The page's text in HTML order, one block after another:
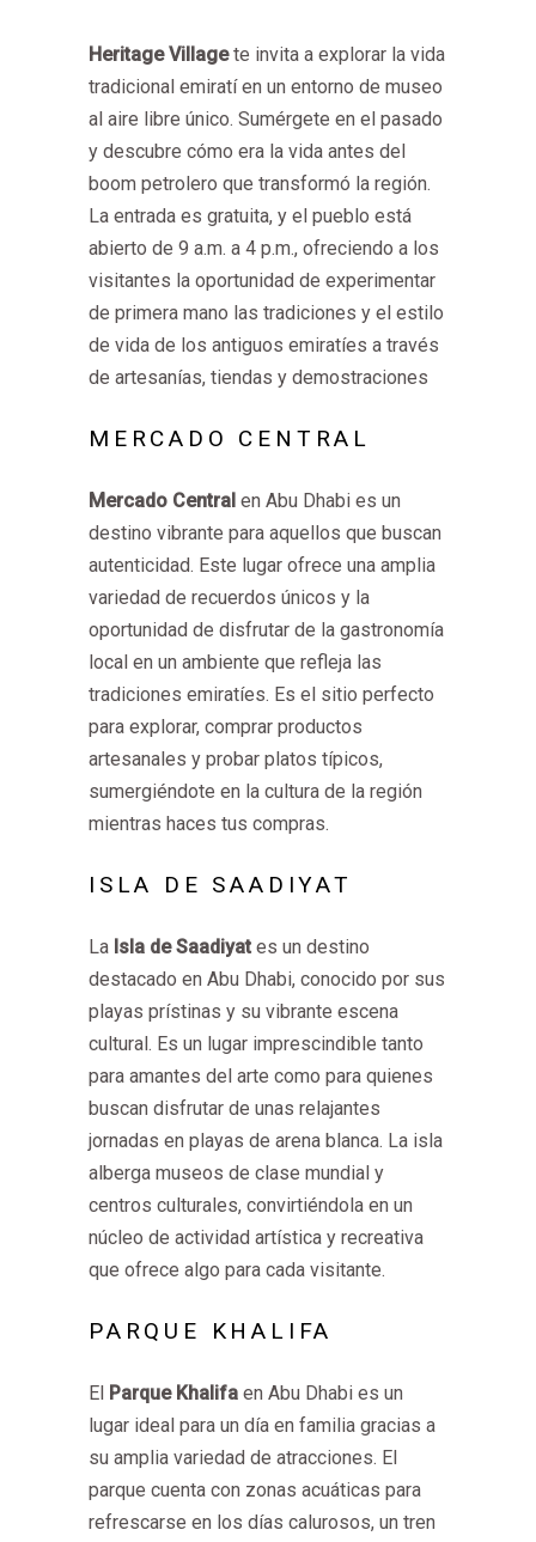
Heritage Villagete invita a explorar la vida
tradicional emiratí en un entorno de museo
al aire libre único. Sumérgete en el pasado
y descubre cómo era la vida antes del
boom petrolero que transformó la región.
La entrada es gratuita, y el pueblo está
abierto de 9 a.m. a 4 p.m., ofreciendo a los
visitantes la oportunidad de experimentar
de primera mano las tradiciones y el estilo
de vida de los antiguos emiratíes a través
de artesanías, tiendas y demostraciones
MERCADO CENTRAL
Mercado Central en Abu Dhabi es un
destino vibrante para aquellos que buscan
autenticidad. Este lugar ofrece una amplia
variedad de recuerdos únicos y la
oportunidad de disfrutar de la gastronomía
local en un ambiente que refleja las
tradiciones emiratíes. Es el sitio perfecto
para explorar, comprar productos
artesanales y probar platos típicos,
sumergiéndote en la cultura de la región
mientras haces tus compras.
ISLA DE SAADIYAT
La Isla de Saadiyat es un destino
destacado en Abu Dhabi, conocido por sus
playas prístinas y su vibrante escena
cultural. Es un lugar imprescindible tanto
para amantes del arte como para quienes
buscan disfrutar de unas relajantes
jornadas en playas de arena blanca. La isla
alberga museos de clase mundial y
centros culturales, convirtiéndola en un
núcleo de actividad artística y recreativa
que ofrece algo para cada visitante.
PARQUE KHALIFA
El Parque Khalifa en Abu Dhabi es un
lugar ideal para un día en familia gracias a
su amplia variedad de atracciones. El
parque cuenta con zonas acuáticas para
refrescarse en los días calurosos, un tren